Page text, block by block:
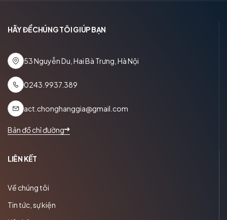
HÃY ĐỂ CHÚNG TÔI GIÚP BẠN
53 Nguyễn Du, Hai Bà Trưng, Hà Nội
0243.9937.389
act.chonghanggia@gmail.com
Bản đồ chỉ đường
LIÊN KẾT
Về chúng tôi
Tin tức, sự kiện